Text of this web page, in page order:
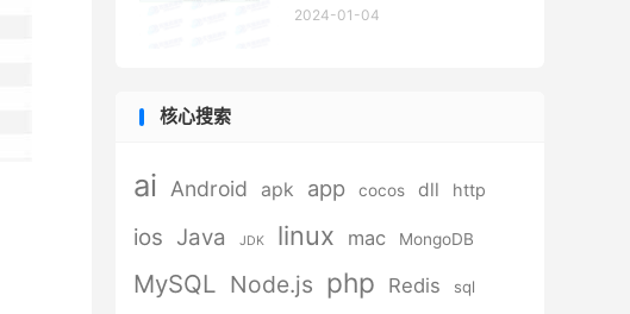
2024-01-04
核心搜索
ai Android apk app cocos dll http
ios Java JDK linux mac MongoDB
MySQL Node.js php Redis sql